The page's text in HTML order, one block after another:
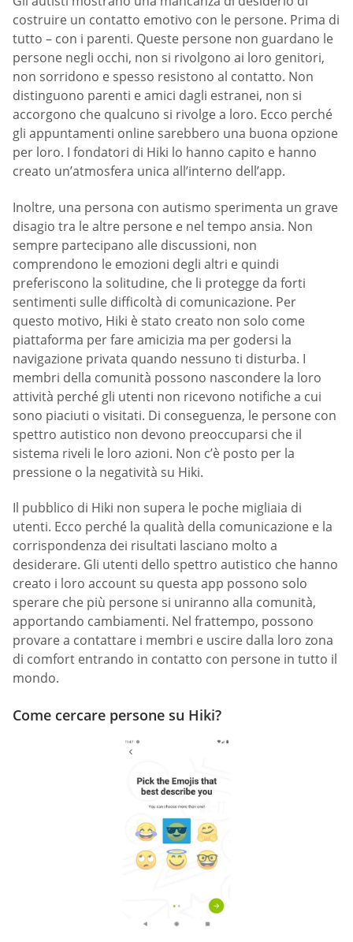
costruire un contatto emotivo con le persone. Prima di
tutto – con i parenti. Queste persone non guardano le
persone negli occhi, non si rivolgono ai loro genitori,
non sorridono e spesso resistono al contatto. Non
distinguono parenti e amici dagli estranei, non si
accorgono che qualcuno si rivolge a loro. Ecco perché
gli appuntamenti online sarebbero una buona opzione
per loro. I fondatori di Hiki lo hanno capito e hanno
creato un’atmosfera unica all’interno dell’app.
Inoltre, una persona con autismo sperimenta un grave
disagio tra le altre persone e nel tempo ansia. Non
sempre partecipano alle discussioni, non
comprendono le emozioni degli altri e quindi
preferiscono la solitudine, che li protegge da forti
sentimenti sulle difficoltà di comunicazione. Per
questo motivo, Hiki è stato creato non solo come
piattaforma per fare amicizia ma per godersi la
navigazione privata quando nessuno ti disturba. I
membri della comunità possono nascondere la loro
attività perché gli utenti non ricevono notifiche a cui
sono piaciuti o visitati. Di conseguenza, le persone con
spettro autistico non devono preoccuparsi che il
sistema riveli le loro azioni. Non c’è posto per la
pressione o la negatività su Hiki.
Il pubblico di Hiki non supera le poche migliaia di
utenti. Ecco perché la qualità della comunicazione e la
corrispondenza dei risultati lasciano molto a
desiderare. Gli utenti dello spettro autistico che hanno
creato i loro account su questa app possono solo
sperare che più persone si uniranno alla comunità,
apportando cambiamenti. Nel frattempo, possono
provare a contattare i membri e uscire dalla loro zona
di comfort entrando in contatto con persone in tutto il
mondo.
Come cercare persone su Hiki?